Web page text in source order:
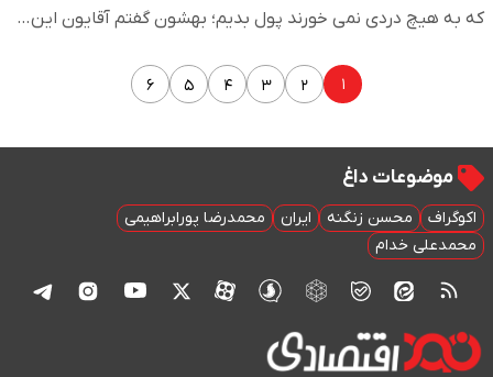
که به هیچ دردی نمی خورند پول بدیم؛ بهشون گفتم آقایون این…
۱ ۲ ۳ ۴ ۵ ۶
موضوعات داغ
اکوگراف محسن زنگنه ایران
محمدرضا پورابراهیمی
محمدعلی خدام